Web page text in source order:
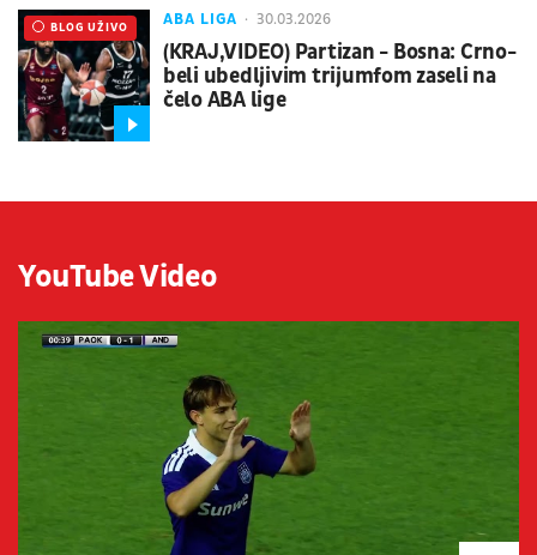
ABA LIGA 30.03.2026
(KRAJ,VIDEO) Partizan - Bosna: Crno-
beli ubedljivim trijumfom zaseli na
čelo ABA lige
UŽIVO
BLOG UŽIVO
YouTube Video